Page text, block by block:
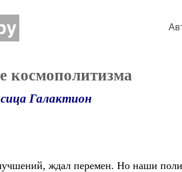
космополитизма
Галактион
ждал перемен. Но наши